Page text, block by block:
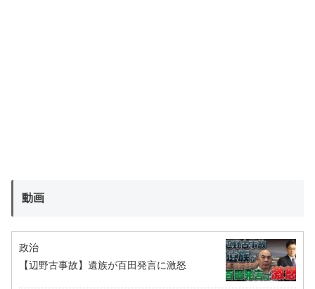
動画
政治
【辺野古事故】遺族が百田発言に激怒